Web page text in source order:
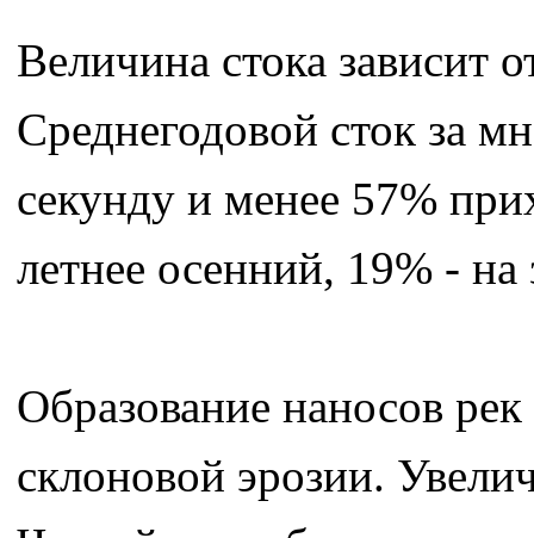
Величина стока зависит
Среднегодовой сток за
секунду и менее 57%
летнее осенний, 19% -
Образование наносов
склоновой эрозии.